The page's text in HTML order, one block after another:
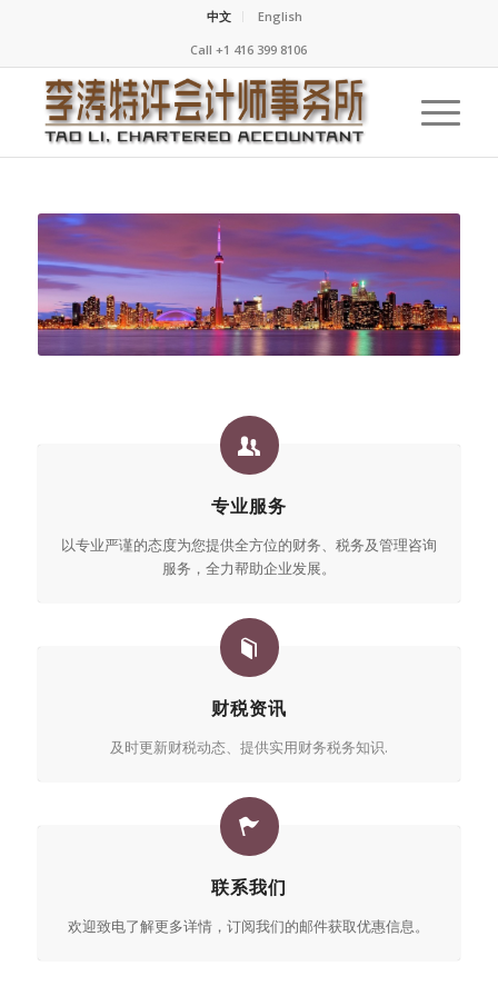
中文
English
Call +1 416 399 8106
专业服务
以专业严谨的态度为您提供全方位的财务、税务及管理咨询
服务，全力帮助企业发展。
财税资讯
及时更新财税动态、提供实用财务税务知识.
联系我们
欢迎致电了解更多详情，订阅我们的邮件获取优惠信息。